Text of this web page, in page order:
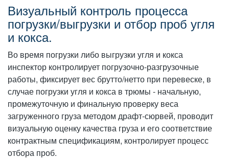
Визуальный контроль процесса
погрузки/выгрузки и отбор проб угля
и кокса.
Во время погрузки либо выгрузки угля и кокса
инспектор контролирует погрузочно-разгрузочные
работы, фиксирует вес брутто/нетто при перевеске, в
случае погрузки угля и кокса в трюмы - начальную,
промежуточную и финальную проверку веса
загруженного груза методом драфт-сюрвей, проводит
визуальную оценку качества груза и его соответствие
контрактным спецификациям, контролирует процесс
отбора проб.